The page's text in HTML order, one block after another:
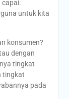
untuk kita
konsumen?
dengan
tingkat
tingkat
pada